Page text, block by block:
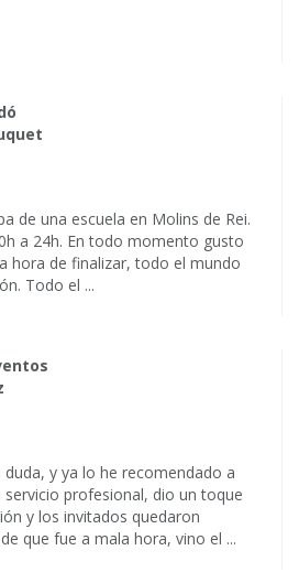
de una escuela en Molins de Rei.
a 24h. En todo momento gusto
hora de finalizar, todo el mundo
Todo el ...
y ya lo he recomendado a
servicio profesional, dio un toque
y los invitados quedaron
que fue a mala hora, vino el ...